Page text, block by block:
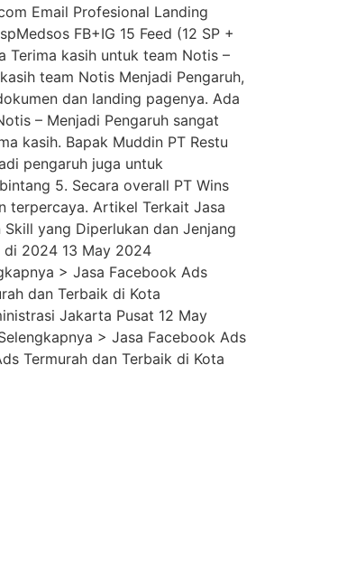
Email Profesional Landing
FB+IG 15 Feed (12 SP +
Terima kasih untuk team Notis –
team Notis Menjadi Pengaruh,
dan landing pagenya. Ada
– Menjadi Pengaruh sangat
kasih. Bapak Muddin PT Restu
pengaruh juga untuk
5. Secara overall PT Wins
terpercaya. Artikel Terkait Jasa
yang Diperlukan dan Jenjang
di 2024 13 May 2024
> Jasa Facebook Ads
dan Terbaik di Kota
Jakarta Pusat 12 May
> Jasa Facebook Ads
Termurah dan Terbaik di Kota